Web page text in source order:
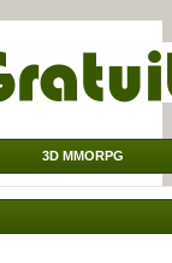
3D MMORPG